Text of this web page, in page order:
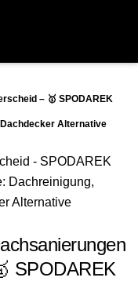
– 🥇 SPODAREK
Alternative
SPODAREK